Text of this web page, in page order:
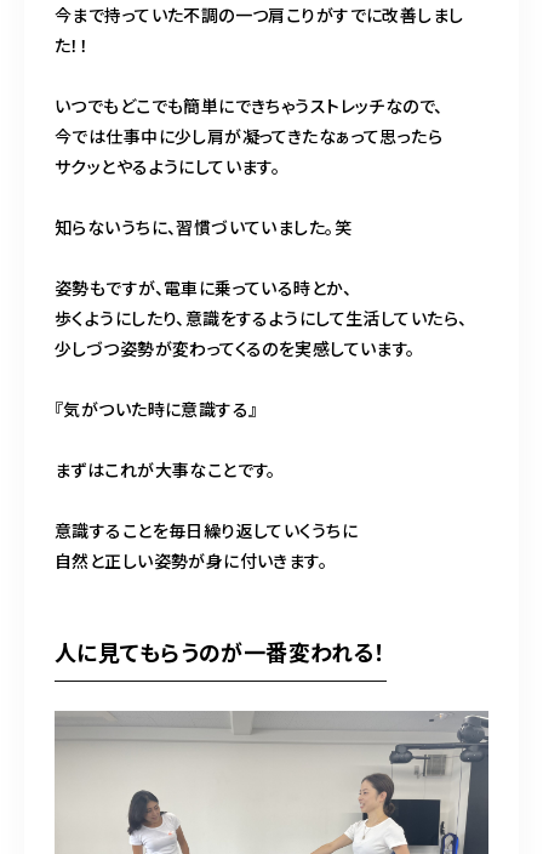
今まで持っていた不調の一つ肩こりがすでに改善しまし
た！！
いつでもどこでも簡単にできちゃうストレッチなので、
今では仕事中に少し肩が凝ってきたなぁって思ったら
サクッとやるようにしています。
知らないうちに、習慣づいていました。笑
姿勢もですが、電車に乗っている時とか、
歩くようにしたり、意識をするようにして生活していたら、
少しづつ姿勢が変わってくるのを実感しています。
『気がついた時に意識する』
まずはこれが大事なことです。
意識することを毎日繰り返していくうちに
自然と正しい姿勢が身に付いきます。
人に見てもらうのが一番変われる！